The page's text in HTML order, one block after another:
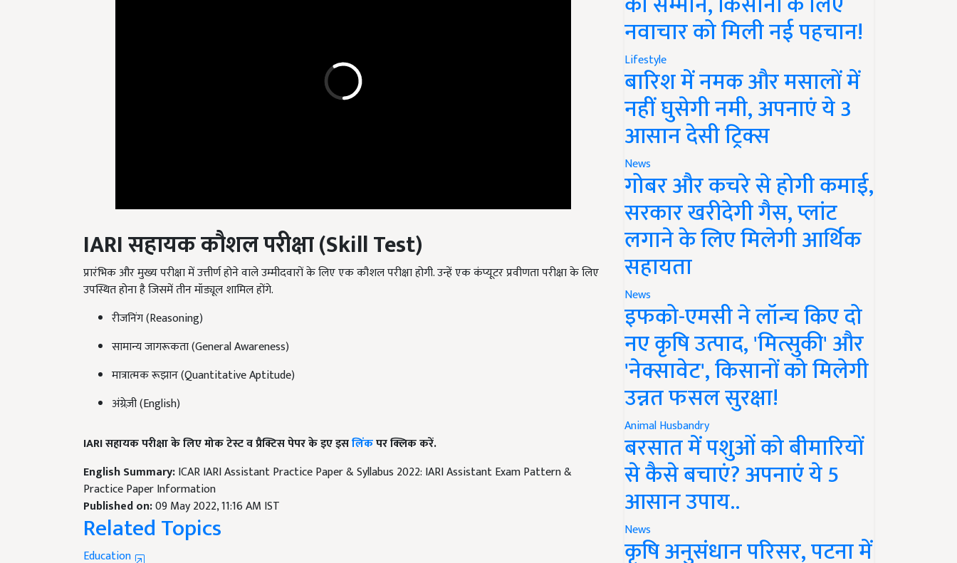
IARIसहायक कौशल परीक्षा (Skill Test)
प्रारंभिक और मुख्य परीक्षा में उत्तीर्ण होने वाले उम्मीदवारों के लिए एक कौशल परीक्षा होगी. उन्हें एक कंप्यूटर प्रवीणता परीक्षा के लिए
उपस्थित होना है जिसमें तीन मॉड्यूल शामिल होंगे.
सामान्य जागरूकता (General Awareness)
मात्रात्मक रूझान (Quantitative Aptitude)
ICAR IARI Assistant Practice Paper & Syllabus 2022: IARI Assistant Exam Pattern &
Practice Paper Information
Published on:09 May 2022, 11:16 AM IST
Related Topics
Education
IARI Exam Pattern
नवाचार को मिली नई पहचान!
Lifestyle
बारिश में नमक और मसालों में
नहीं घुसेगी नमी, अपनाएं ये 3
आसान देसी ट्रिक्स
News
गोबर और कचरे से होगी कमाई,
सरकार खरीदेगी गैस, प्लांट
लगाने के लिए मिलेगी आर्थिक
सहायता
News
इफको-एमसी ने लॉन्च किए दो
नए कृषि उत्पाद, 'मित्सुकी' और
'नेक्सावेट', किसानों को मिलेगी
उन्नत फसल सुरक्षा!
Animal Husbandry
बरसात में पशुओं को बीमारियों
से कैसे बचाएं? अपनाएं ये 5
आसान उपाय..
News
कृषि अनुसंधान परिसर, पटना में